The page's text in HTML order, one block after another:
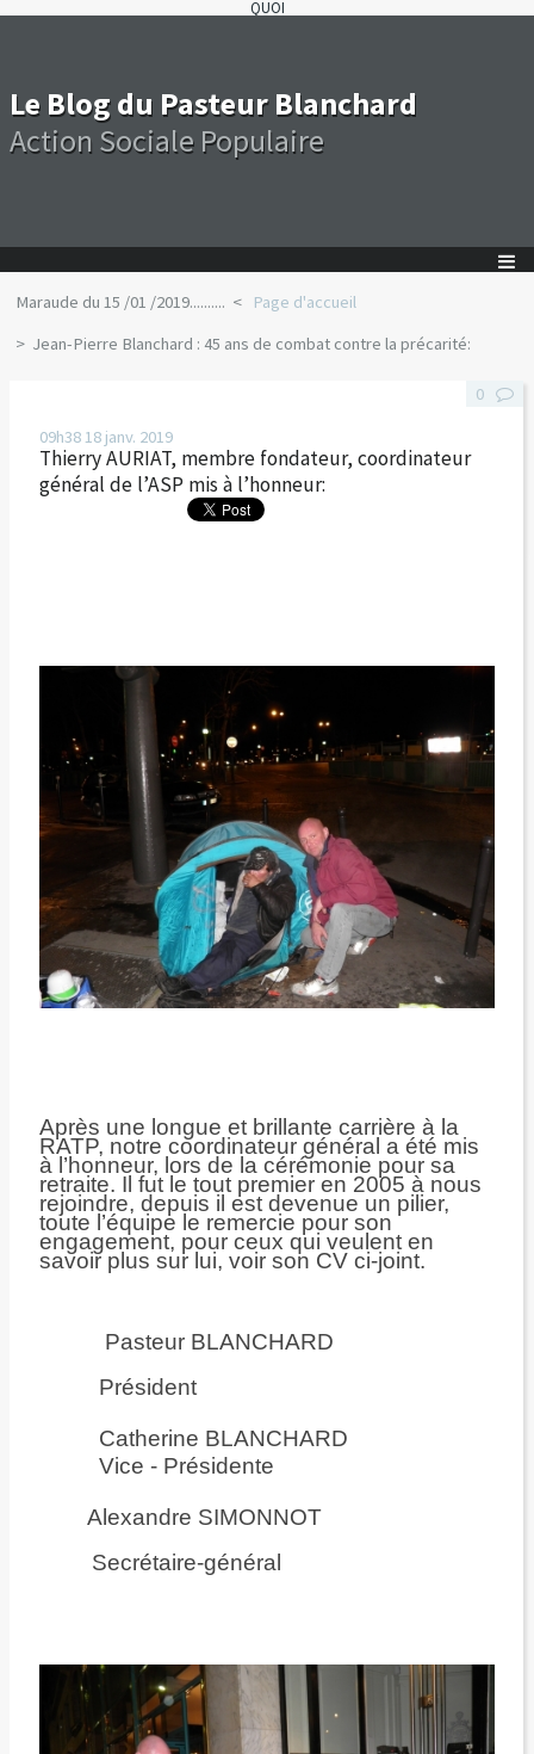
QUOI
Le Blog du Pasteur Blanchard
Action Sociale Populaire
Maraude du 15 /01 /2019..........
Page d'accueil
Jean-Pierre Blanchard : 45 ans de combat contre la précarité:
09h3818 janv. 2019
Thierry AURIAT, membre fondateur, coordinateur
général de l’ASP mis à l’honneur:
Après une longue et brillante carrière à la
RATP, notre coordinateur général a été mis
à l’honneur, lors de la cérémonie pour sa
retraite. Il fut le tout premier en 2005 à nous
rejoindre, depuis il est devenue un pilier,
toute l’équipe le remercie pour son
engagement, pour ceux qui veulent en
savoir plus sur lui, voir son CV ci-joint.
Pasteur BLANCHARD
Président
Catherine BLANCHARD
Vice - Présidente
Alexandre SIMONNOT
Secrétaire-général
0